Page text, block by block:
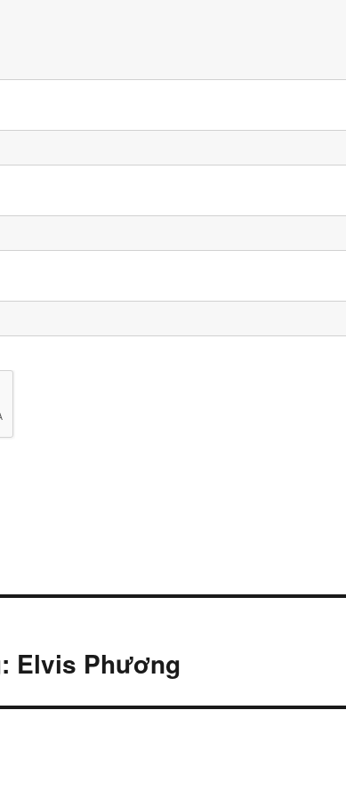
Elvis Phương